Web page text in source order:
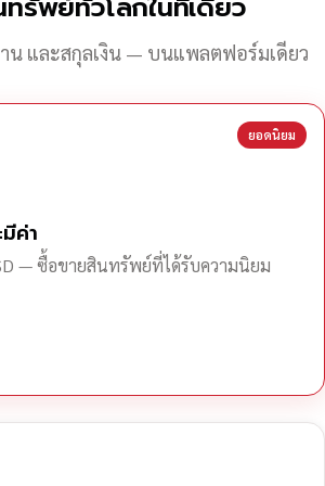
น และสกุลเงิน — บนแพลตฟอร์มเดียว
ยอดนิยม
ค่า
— ซื้อขายสินทรัพย์ที่ได้รับความนิยม